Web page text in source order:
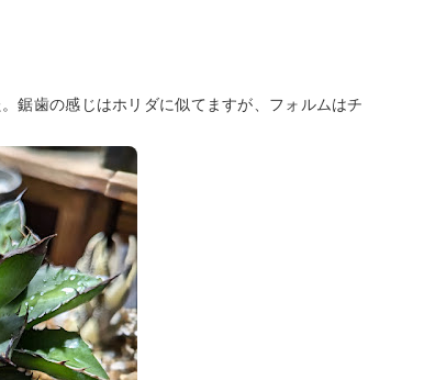
鋸歯の感じはホリダに似てますが、フォルムはチ